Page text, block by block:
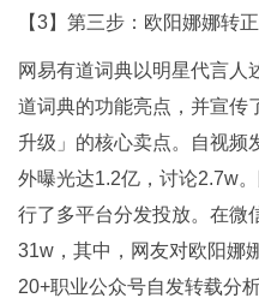
【3】第三步：欧阳娜娜转
网易有道词典以明星代言人
道词典的功能亮点，并宣传
升级」的核心卖点。自视频
外曝光达1.2亿，讨论2.7w
行了多平台分发投放。在微
31w，其中，网友对欧阳娜
20+职业公众号自发转载分